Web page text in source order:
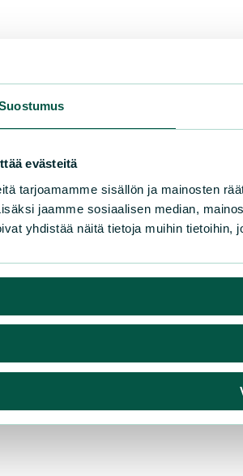
evästeitä
tarjoamamme sisällön ja mainosten
jaamme sosiaalisen median,
yhdistää näitä tietoja muihin tietoihin,